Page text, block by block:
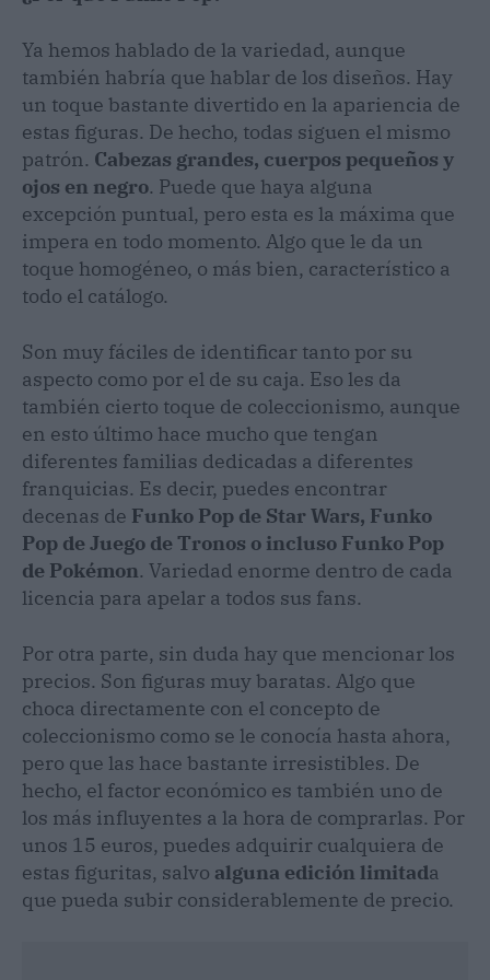
Ya hemos hablado de la variedad, aunque
también habría que hablar de los diseños. Hay
un toque bastante divertido en la apariencia de
estas figuras. De hecho, todas siguen el mismo
patrón. Cabezas grandes, cuerpos pequeños y
ojos en negro. Puede que haya alguna
excepción puntual, pero esta es la máxima que
impera en todo momento. Algo que le da un
toque homogéneo, o más bien, característico a
todo el catálogo.
Son muy fáciles de identificar tanto por su
aspecto como por el de su caja. Eso les da
también cierto toque de coleccionismo, aunque
en esto último hace mucho que tengan
diferentes familias dedicadas a diferentes
franquicias. Es decir, puedes encontrar
decenas de Funko Pop de Star Wars, Funko
Pop de Juego de Tronos o incluso Funko Pop
de Pokémon. Variedad enorme dentro de cada
licencia para apelar a todos sus fans.
Por otra parte, sin duda hay que mencionar los
precios. Son figuras muy baratas. Algo que
choca directamente con el concepto de
coleccionismo como se le conocía hasta ahora,
pero que las hace bastante irresistibles. De
hecho, el factor económico es también uno de
los más influyentes a la hora de comprarlas. Por
unos 15 euros, puedes adquirir cualquiera de
estas figuritas, salvo alguna edición limitada
que pueda subir considerablemente de precio.